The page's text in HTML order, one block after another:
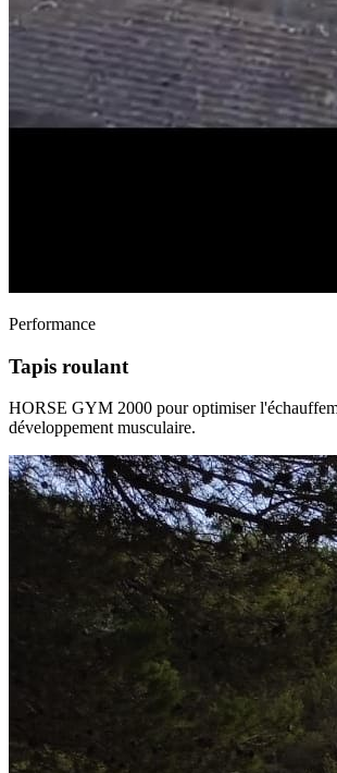
Performance
Tapis roulant
HORSE GYM 2000 pour optimiser
développement musculaire.